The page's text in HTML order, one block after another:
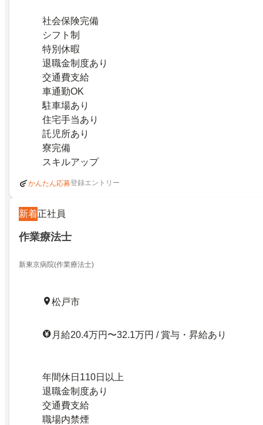
社会保険完備
シフト制
特別休暇
退職金制度あり
交通費支給
車通勤OK
駐車場あり
住宅手当あり
託児所あり
寮完備
スキルアップ
かんたん応募登録エントリー
新着正社員
作業療法士
新東京病院(作業療法士)
松戸市
月給20.4万円〜32.1万円 / 賞与・昇給あり
年間休日110日以上
退職金制度あり
交通費支給
職場内禁煙